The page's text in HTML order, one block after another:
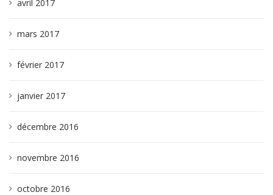
avril 2017
mars 2017
février 2017
janvier 2017
décembre 2016
novembre 2016
octobre 2016